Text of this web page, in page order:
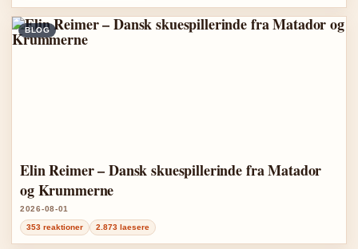
BLOG
Elin Reimer – Dansk skuespillerinde fra Matador
og Krummerne
2026-08-01
353 reaktioner 2.873 laesere